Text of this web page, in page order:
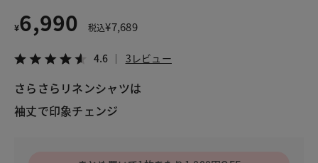
¥6,990 税込¥7,689
4.6 3レビュー
さらさらリネンシャツは
袖丈で印象チェンジ
LINE